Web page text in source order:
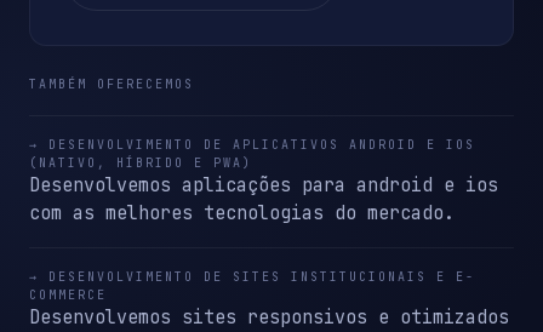
TAMBÉM OFERECEMOS
→ DESENVOLVIMENTO DE APLICATIVOS ANDROID E IOS
(NATIVO, HÍBRIDO E PWA)
Desenvolvemos aplicações para android e ios
com as melhores tecnologias do mercado.
→ DESENVOLVIMENTO DE SITES INSTITUCIONAIS E E-
COMMERCE
Desenvolvemos sites responsivos e otimizados